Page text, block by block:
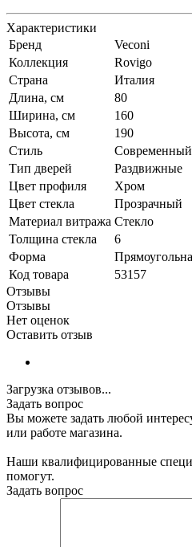
Характеристики
Бренд
Veconi
Коллекция
Rovigo
Страна
Италия
Длина, см
80
Ширина, см
160
Высота, см
190
Стиль
Современный
Тип дверей
Раздвижные
Цвет профиля
Хром
Цвет стекла
Прозрачный
Материал витража Стекло
Толщина стекла
6
Форма
Код товара
53157
Отзывы
Отзывы
Нет оценок
Оставить отзыв
Загрузка отзывов...
Задать вопрос
Вы можете задать любой
или работе магазина.
Наши квалифицированные
помогут.
Задать вопрос